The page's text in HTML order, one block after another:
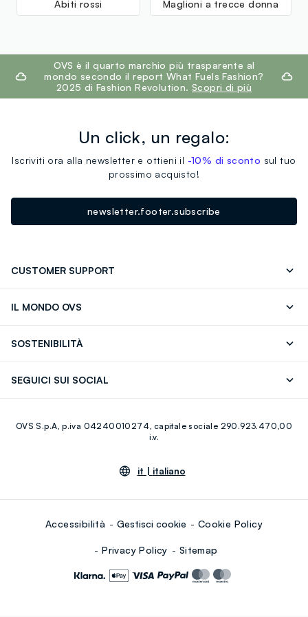
Abiti rossi Maglioni a trecce donna
footer.ariatitleOVS è il quarto marchio più trasparente al
mondo secondo il report What Fuels Fashion?
2025 di Fashion Revolution. Scopri di più
Un click, un regalo:
Iscriviti ora alla newsletter e ottieni il -10% di sconto sul tuo
prossimo acquisto!
newsletter.footer.subscribe
CUSTOMER SUPPORT
IL MONDO OVS
Giftcard
SOSTENIBILITÀ
SEGUICI SUI SOCIAL
Youtube Linkedin
OVS S.p.A, p.iva 04240010274, capitale sociale 290.923.470,00
i.v.
it | italiano
Accessibilità Gestisci cookie Cookie Policy
Privacy Policy Sitemap